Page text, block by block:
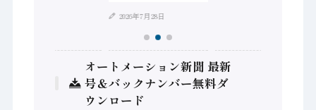
2026年7月28日
オートメーション新聞 最新
号＆バックナンバー無料ダ
ウンロード